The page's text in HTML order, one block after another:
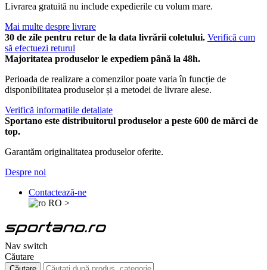
Livrarea gratuită nu include expedierile cu volum mare.
Mai multe despre livrare
30 de zile pentru retur de la data livrării coletului. Verifică cum
să efectuezi returul
Majoritatea produselor le expediem până la 48h.
Perioada de realizare a comenzilor poate varia în funcție de
disponibilitatea produselor și a metodei de livrare alese.
Verifică informațiile detaliate
Sportano este distribuitorul produselor a peste 600 de mărci de
top.
Garantăm originalitatea produselor oferite.
Despre noi
Contactează-ne
RO >
Nav switch
Căutare